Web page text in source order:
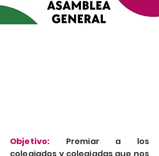
Objetivo: Premiar a los